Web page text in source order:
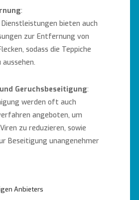
:
bieten auch
zur Entfernung von
sodass die Teppiche
Geruchsbeseitigung:
werden oft auch
angeboten, um
zu reduzieren, sowie
Beseitigung unangenehmer
Anbieters